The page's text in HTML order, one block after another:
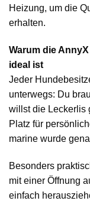
Heizung, um die
erhalten.
Warum die
ideal ist
Jeder
unterwegs: Du
willst die Leckerlis
Platz für
marine wurde
Besonders
mit einer Öffnung
einfach